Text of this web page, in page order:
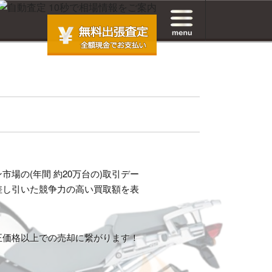
場の(年間 約20万台の)取引デー
引いた競争力の高い買取額を表
格以上での売却に繋がります！